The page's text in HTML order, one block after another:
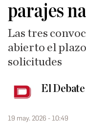
parajes
Las tres
abierto el
solicitudes
El Debate
19 may. 2026 - 10:49